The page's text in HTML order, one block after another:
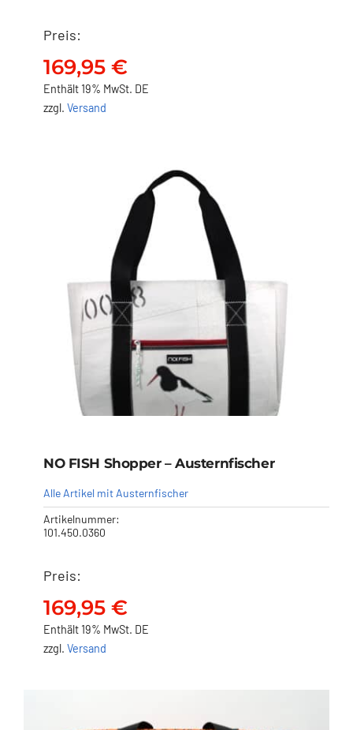
169,95
Preis:
169,95 €
Enthält 19% MwSt. DE
zzgl. Versand
Austernfischer
169,95
NO FISH Shopper – Austernfischer
Alle Artikel mit Austernfischer
Artikelnummer:
101.450.0360
Preis:
169,95 €
Enthält 19% MwSt. DE
zzgl. Versand